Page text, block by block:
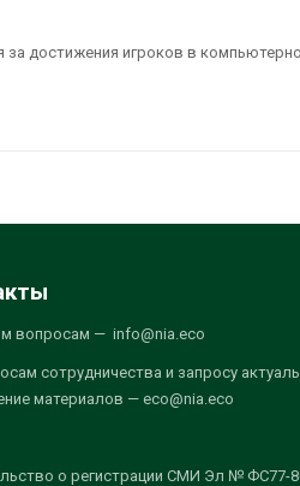
за достижения игроков в
вопросам — info@nia.eco
сотрудничества и запросу
материалов — eco@nia.eco
о регистрации СМИ Эл № ФС77-